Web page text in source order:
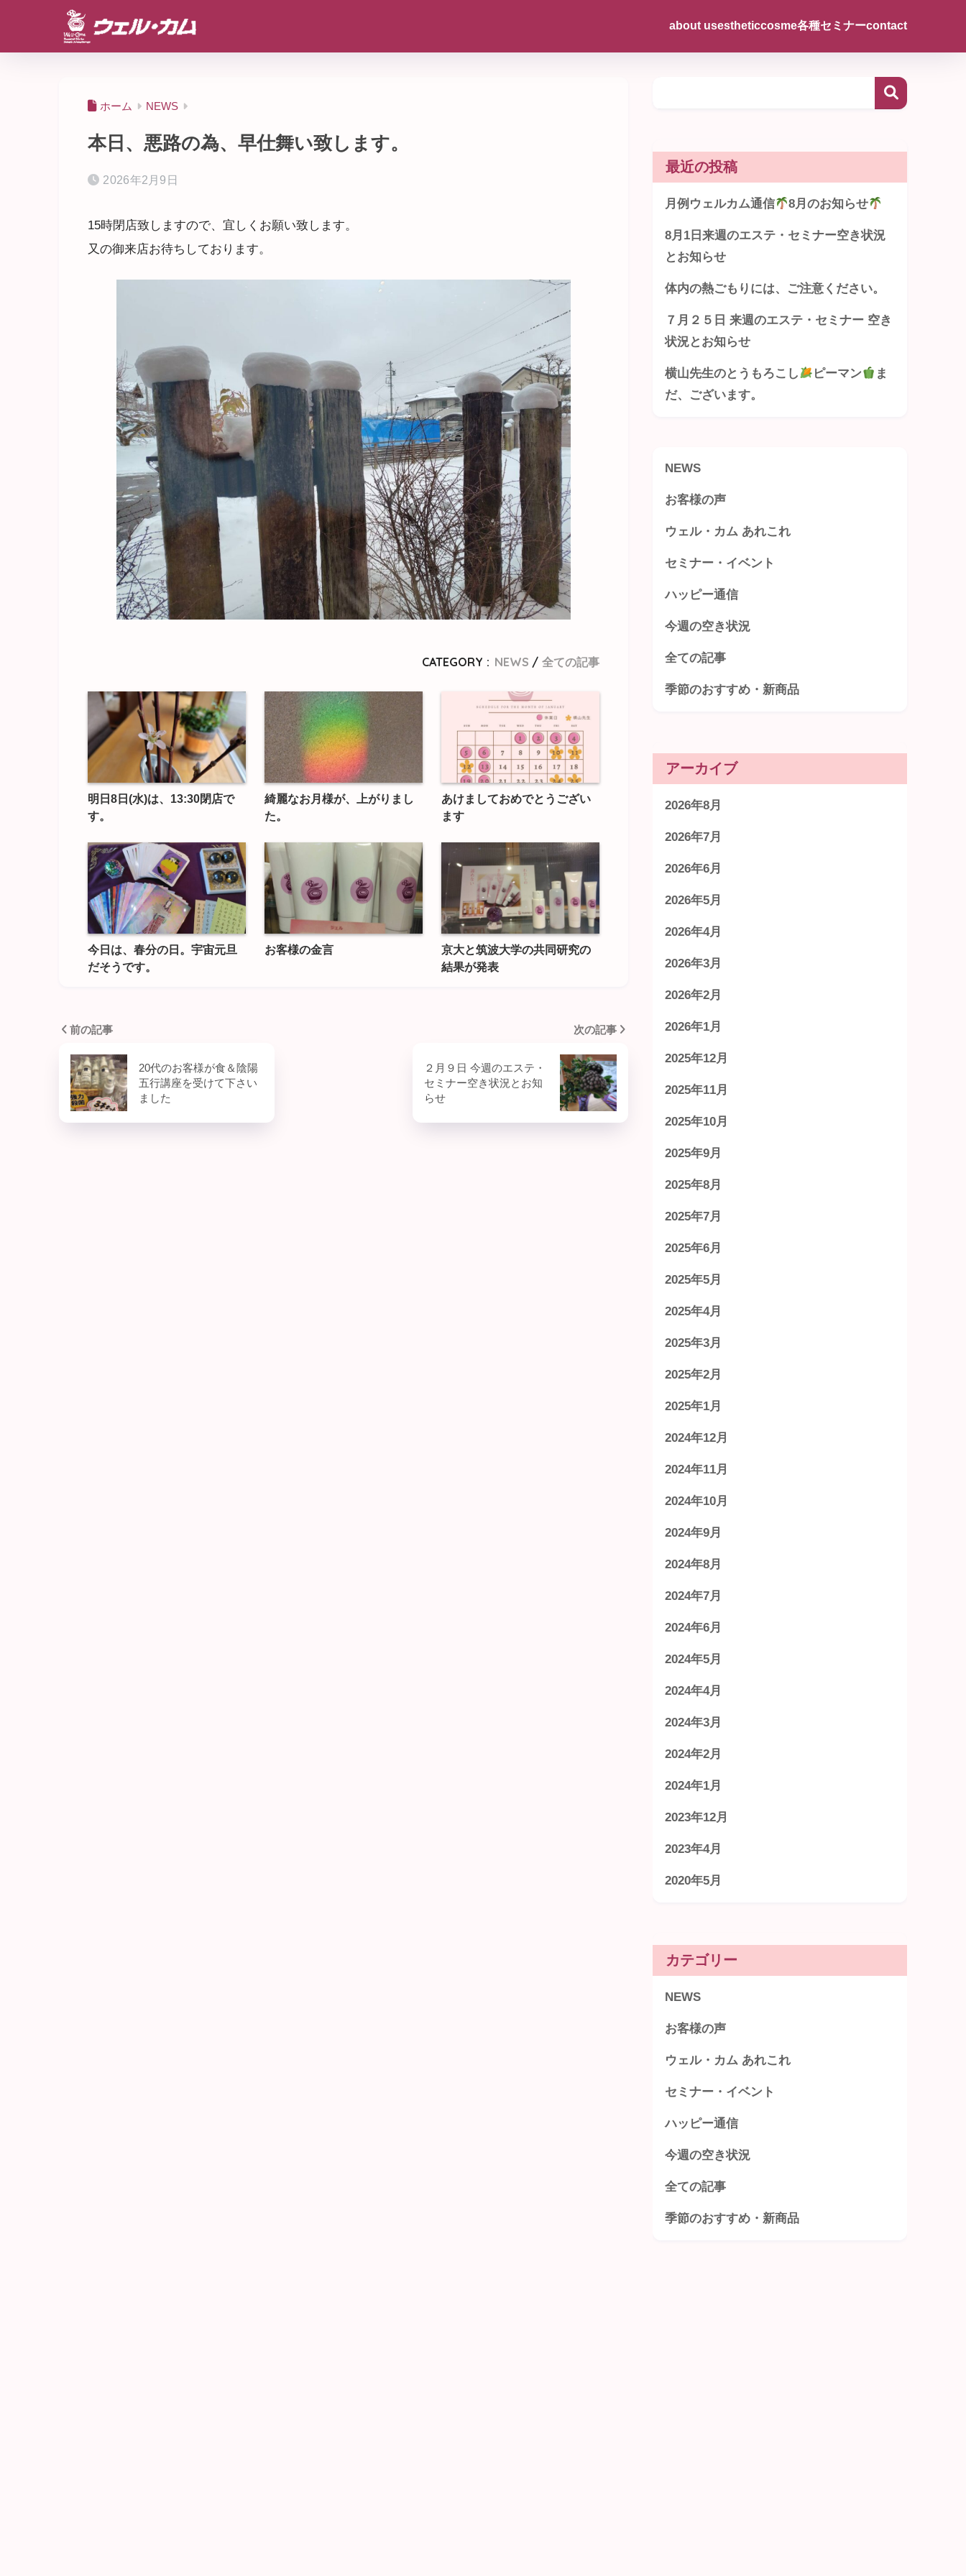
about usestheticcosme各種セミナーcontact
ホーム NEWS
本日、悪路の為、早仕舞い致します。
2026年2月9日
15時閉店致しますので、宜しくお願い致します。
又の御来店お待ちしております。
CATEGORY : NEWS 全ての記事
明日8日(水)は、13:30閉店で
す。
綺麗なお月様が、上がりまし
た。
あけましておめでとうござい
ます
今日は、春分の日。宇宙元旦
だそうです。
お客様の金言
京大と筑波大学の共同研究の
結果が発表
前の記事
20代のお客様が食＆陰陽
五行講座を受けて下さい
ました
次の記事
２月９日 今週のエステ・
セミナー空き状況とお知
らせ
最近の投稿
月例ウェルカム通信 8月のお知らせ
8月1日来週のエステ・セミナー空き状況
とお知らせ
体内の熱ごもりには、ご注意ください。
７月２５日 来週のエステ・セミナー 空き
状況とお知らせ
横山先生のとうもろこし ピーマン
ま
だ、ございます。
NEWS
お客様の声
ウェル・カム あれこれ
セミナー・イベント
ハッピー通信
今週の空き状況
全ての記事
季節のおすすめ・新商品
アーカイブ
2026年8月
2026年7月
2026年6月
2026年5月
2026年4月
2026年3月
2026年2月
2026年1月
2025年12月
2025年11月
2025年10月
2025年9月
2025年8月
2025年7月
2025年6月
2025年5月
2025年4月
2025年3月
2025年2月
2025年1月
2024年12月
2024年11月
2024年10月
2024年9月
2024年8月
2024年7月
2024年6月
2024年5月
2024年4月
2024年3月
2024年2月
2024年1月
2023年12月
2023年4月
2020年5月
カテゴリー
NEWS
お客様の声
ウェル・カム あれこれ
セミナー・イベント
ハッピー通信
今週の空き状況
全ての記事
季節のおすすめ・新商品